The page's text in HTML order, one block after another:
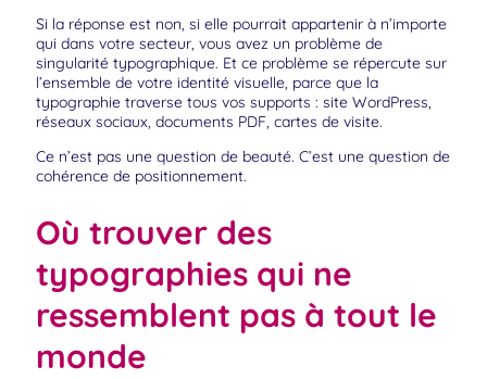
Si la réponse est non, si elle pourrait appartenir à n’importe
qui dans votre secteur, vous avez un problème de
singularité typographique. Et ce problème se répercute sur
l’ensemble de votre identité visuelle, parce que la
typographie traverse tous vos supports : site WordPress,
réseaux sociaux, documents PDF, cartes de visite.
Ce n’est pas une question de beauté. C’est une question de
cohérence de positionnement.
Où trouver des
typographies qui ne
ressemblent pas à tout le
monde